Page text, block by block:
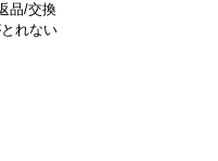
品/交換
れない